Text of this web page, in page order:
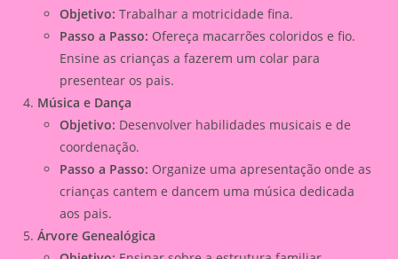
Objetivo: Trabalhar a motricidade fina.
Passo a Passo: Ofereça macarrões coloridos e fio.
Ensine as crianças a fazerem um colar para
presentear os pais.
Música e Dança
Objetivo: Desenvolver habilidades musicais e de
coordenação.
Passo a Passo: Organize uma apresentação onde as
crianças cantem e dancem uma música dedicada
aos pais.
Árvore Genealógica